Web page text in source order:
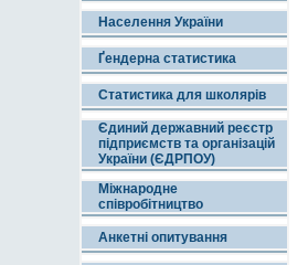
Населення України
Ґендерна статистика
Статистика для школярів
Єдиний державний реєстр
підприємств та організацій
України (ЄДРПОУ)
Міжнародне
співробітництво
Анкетні опитування